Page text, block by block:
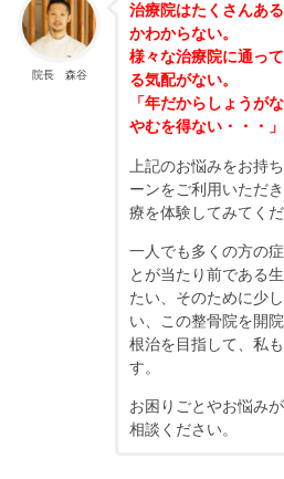
院長 森谷
治療院はたくさんあ
かわからない。
様々な治療院に通っ
る気配がない。
「年だからしょうが
やむを得ない・・・
上記のお悩みをお持
ーンをご利用いただ
療を体験してみてくだ
一人でも多くの方の
とが当たり前である
たい、そのために少
い、この整骨院を開院
根治を目指して、私
す。
お困りごとやお悩み
相談ください。